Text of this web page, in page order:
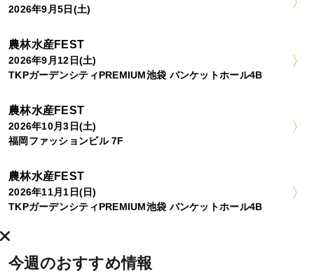
2026年9月5日(土)
農林水産FEST
2026年9月12日(土)
TKPガーデンシティPREMIUM池袋 バンケットホール4B
農林水産FEST
2026年10月3日(土)
福岡ファッションビル 7F
農林水産FEST
2026年11月1日(日)
TKPガーデンシティPREMIUM池袋 バンケットホール4B
今週のおすすめ情報